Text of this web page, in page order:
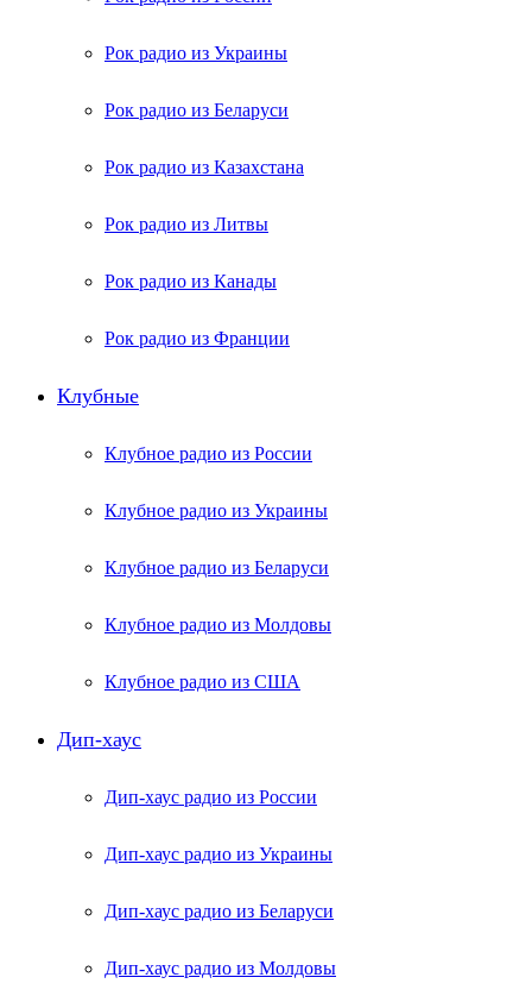
Рок радио из Украины
Рок радио из Беларуси
Рок радио из Казахстана
Рок радио из Литвы
Рок радио из Канады
Рок радио из Франции
Клубные
Клубное радио из России
Клубное радио из Украины
Клубное радио из Беларуси
Клубное радио из Молдовы
Клубное радио из США
Дип-хаус
Дип-хаус радио из России
Дип-хаус радио из Украины
Дип-хаус радио из Беларуси
Дип-хаус радио из Молдовы